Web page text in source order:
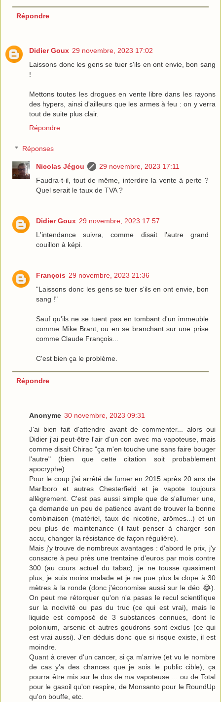
Répondre
Didier Goux 29 novembre, 2023 17:02
Laissons donc les gens se tuer s'ils en ont envie, bon sang
!
Mettons toutes les drogues en vente libre dans les rayons
des hypers, ainsi d'ailleurs que les armes à feu : on y verra
tout de suite plus clair.
Répondre
Réponses
Nicolas Jégou
29 novembre, 2023 17:11
Faudra-t-il, tout de même, interdire la vente à perte ?
Quel serait le taux de TVA ?
Didier Goux 29 novembre, 2023 17:57
L'intendance suivra, comme disait l'autre grand
couillon à képi.
François 29 novembre, 2023 21:36
"Laissons donc les gens se tuer s'ils en ont envie, bon
sang !"
Sauf qu'ils ne se tuent pas en tombant d'un immeuble
comme Mike Brant, ou en se branchant sur une prise
comme Claude François...
C'est bien ça le problème.
Répondre
Anonyme 30 novembre, 2023 09:31
J'ai bien fait d'attendre avant de commenter... alors oui
Didier j'ai peut-être l'air d'un con avec ma vapoteuse, mais
comme disait Chirac "ça m'en touche une sans faire bouger
l'autre" (bien que cette citation soit probablement
apocryphe)
Pour le coup j'ai arrêté de fumer en 2015 après 20 ans de
Marlboro et autres Chesterfield et je vapote toujours
allègrement. C'est pas aussi simple que de s'allumer une,
ça demande un peu de patience avant de trouver la bonne
combinaison (matériel, taux de nicotine, arômes...) et un
peu plus de maintenance (il faut penser à charger son
accu, changer la résistance de façon régulière).
Mais j'y trouve de nombreux avantages : d'abord le prix, j'y
consacre à peu près une trentaine d'euros par mois contre
300 (au cours actuel du tabac), je ne tousse quasiment
plus, je suis moins malade et je ne pue plus la clope à 30
mètres à la ronde (donc j'économise aussi sur le déo 😂).
On peut me rétorquer qu'on n'a pasas le recul scientifique
sur la nocivité ou pas du truc (ce qui est vrai), mais le
liquide est composé de 3 substances connues, dont le
polonium, arsenic et autres goudrons sont exclus (ce qui
est vrai aussi). J'en déduis donc que si risque existe, il est
moindre.
Quant à crever d'un cancer, si ça m'arrive (et vu le nombre
de cas y'a des chances que je sois le public cible), ça
pourra être mis sur le dos de ma vapoteuse ... ou de Total
pour le gasoil qu'on respire, de Monsanto pour le RoundUp
qu'on bouffe, etc.